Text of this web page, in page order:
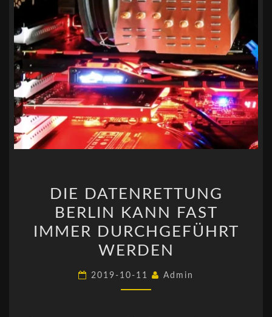
DATENRETTUNG
BERLIN
KANN
FAST
DURCHGEFÜHRT
DIE DATENRETTUNG
BERLIN KANN FAST
IMMER DURCHGEFÜHRT
WERDEN
2019-10-11 Admin